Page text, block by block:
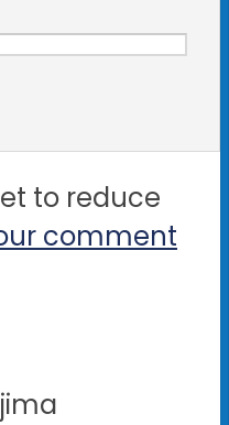
to reduce
comment